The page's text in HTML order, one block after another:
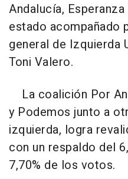
Andalucía,
estado acompañado
general de Izquierda
Toni Valero.
La coalición Por
y Podemos junto a
izquierda, logra
con un respaldo del
7,70% de los votos.